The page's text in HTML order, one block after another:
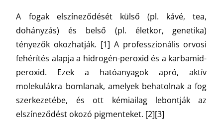
A fogak elszíneződését külső (pl. kávé, tea,
dohányzás) és belső (pl. életkor, genetika)
tényezők okozhatják. [1] A professzionális orvosi
fehérítés alapja a hidrogén-peroxid és a karbamid-
peroxid. Ezek a hatóanyagok apró, aktív
molekulákra bomlanak, amelyek behatolnak a fog
szerkezetébe, és ott kémiailag lebontják az
elszíneződést okozó pigmenteket. [2][3]